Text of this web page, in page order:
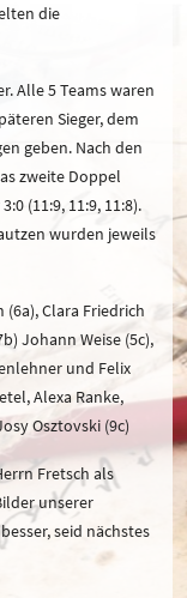
die
Alle 5 Teams waren
Sieger, dem
geben. Nach den
zweite Doppel
(11:9, 11:9, 11:8).
wurden jeweils
Clara Friedrich
Johann Weise (5c),
und Felix
Alexa Ranke,
Osztovski (9c)
Fretsch als
unserer
seid nächstes